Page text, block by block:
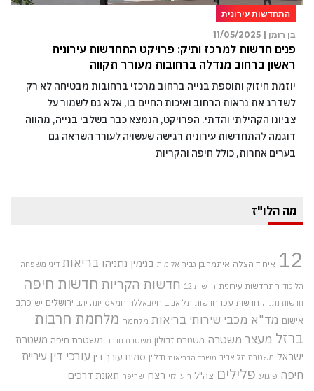
התחדשות עירונית
בן רומן |
11/05/2025
פנים חדשות למרכז ותיק: פרויקט התחדשות עירונית
ראשון ברחוב מנדלה ברחובות מעורר תקווה
יוזמת חיזוק ותוספת בנייה ברחוב מרכזי ברחובות מבטיחה לא רק
לשדרג את נראות הרחוב ואיכות החיים בו, אלא גם לשמור על
צביונו הקהילתי והדתי. הפרויקט, הנמצא כבר בשלבי בנייה, מהווה
דוגמה להתחדשות עירונית רגישה שעשויה לעורר השראה גם
בערים אחרות, כולל חיפה והקריות
מה הלו"ז
12 איחוד הצלה איתמר בן גביר אלימות בנימין נתניהו בריאות דיני משפחה
הליכוד התחדשות עירונית חדשות 12 חדשות הקריות חדשות חיפה
חדשות נתניה חדשות עכו חדשות תל אביב חיזבאללה חמאס יונה יהב ירושלים יש כתב
אישום מד"א מכבי שירותי בריאות מלחמה מלחמת חרבות
ברזל מעצר משטרה משטרת זבולון משטרת חדרה משטרת חיפה משטרת
ישראל משטרת תל אביב משרד הבריאות נדל"ן סמים עורך דין עורכי דין עיריית
חיפה פיגוע פלילים צה"ל רועי לוי רצח שריפה תאונת דרכים